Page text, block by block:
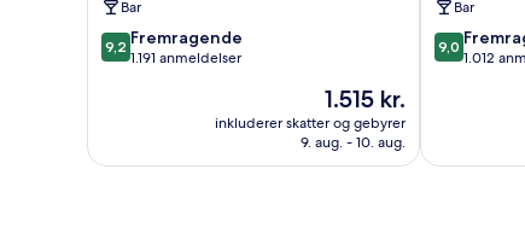
Bar
9.2
ud
anmeldelser
9,2 Fremragende
1.191 anmeldelser
Prisen
er
1.515 kr.
1.515 kr.
inkluderer skatter og gebyrer
9. aug. - 10. aug.
Bar
9.0
ud
anmeldelser
9,0
1.012